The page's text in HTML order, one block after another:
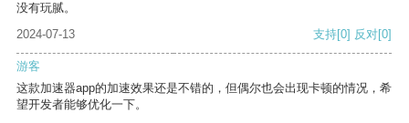
没有玩腻。
2024-07-13
支持[0] 反对[0]
游客
这款加速器app的加速效果还是不错的，但偶尔也会出现卡顿的情况，希
望开发者能够优化一下。